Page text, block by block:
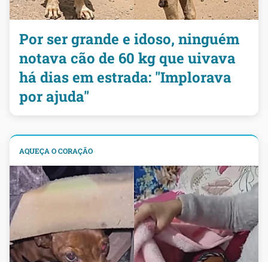
Por ser grande e idoso, ninguém
notava cão de 60 kg que uivava
há dias em estrada: "Implorava
por ajuda"
AQUEÇA O CORAÇÃO